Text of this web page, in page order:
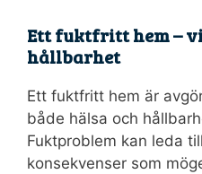
Ett fuktfritt hem –
hållbarhet
Ett fuktfritt hem är
både hälsa och
Fuktproblem kan leda
konsekvenser som